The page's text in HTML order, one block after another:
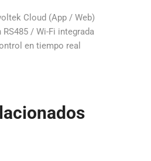
Cloud (App / Web)
/ Wi-Fi integrada
en tiempo real